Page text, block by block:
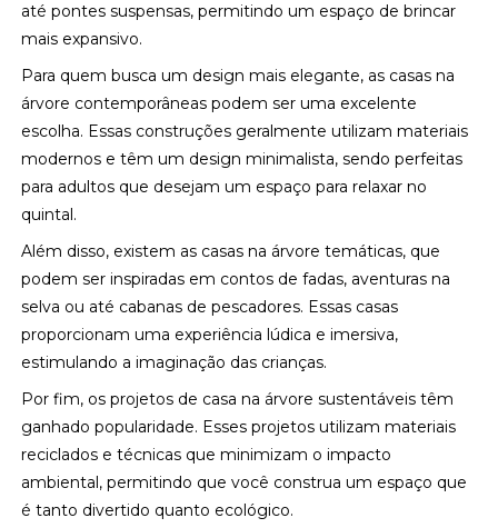
até pontes suspensas, permitindo um espaço de brincar
mais expansivo.
Para quem busca um design mais elegante, as casas na
árvore contemporâneas podem ser uma excelente
escolha. Essas construções geralmente utilizam materiais
modernos e têm um design minimalista, sendo perfeitas
para adultos que desejam um espaço para relaxar no
quintal.
Além disso, existem as casas na árvore temáticas, que
podem ser inspiradas em contos de fadas, aventuras na
selva ou até cabanas de pescadores. Essas casas
proporcionam uma experiência lúdica e imersiva,
estimulando a imaginação das crianças.
Por fim, os projetos de casa na árvore sustentáveis têm
ganhado popularidade. Esses projetos utilizam materiais
reciclados e técnicas que minimizam o impacto
ambiental, permitindo que você construa um espaço que
é tanto divertido quanto ecológico.